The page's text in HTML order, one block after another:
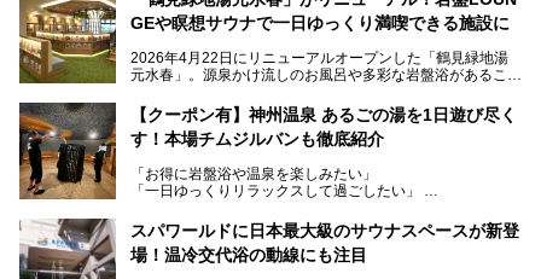
サウナ・岩盤浴・フィットネス・ラウンジ・レストランなど
を融合した、これまでの“水春”のイメージをさらに進化させ
今回はオープン前の内覧会に参加し、館内のこだわりポイン
サウナー注目の3種のサウナや160cmの深水風呂、没入感の
高い岩盤浴エリア、日本最大の台数を誇る最新AIフィットネ
スマシンなど、見どころ満載の館内を詳しくご紹介します。
GEや瞑想サウナで一日ゆっくり満喫できる施設に
2026年4月22日にリニューアルオープンした「鶴見緑地湯
元水春」。源泉かけ流しのお風呂や多彩な岩盤浴があること
に“一日中くつろげる場所”としてパワーアップしています。
今回のリニューアルでは、新たに登場した瞑想サウナをはじ
見どころが盛りだくさん。日常の疲れを癒やしたい方はもち
ろん、休日にゆったり過ごしたい方にもぴったりの内容とな
本記事では、そんなリニューアル後の注目ポイントを詳しく
紹介します。これから「鶴見緑地湯元水春」に訪れる方や、
【クーポン有】神州温泉 あるごの湯を1日遊び尽く
す！本場チムジルバンも徹底紹介
「お得に岩盤浴や温泉を楽しみたい」
「一日ゆっくりリラックスして過ごしたい」
利用できる「神州温泉 あるごの湯」です。
あるごの湯は、大阪府豊中市にある日帰り温浴施設で、阪急
スパワールドに日本最大級のサウナスペースが新登
場！温冷交代浴の動線にも注目